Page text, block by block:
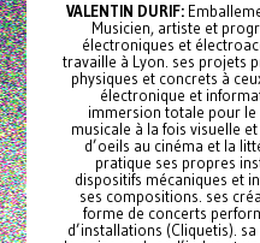
VALENTIN DURIF:
Musicien, artiste et
électroniques et
travaille à Lyon. ses projets
physiques et concrets à
électronique et
immersion totale pour le
musicale à la fois visuelle
d’oeils au cinéma et la
pratique ses propres
dispositifs mécaniques et
ses compositions. ses
forme de concerts
d’installations (Cliquetis).